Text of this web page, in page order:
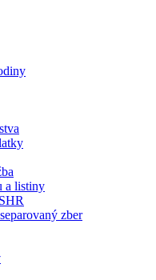
a listiny
zber